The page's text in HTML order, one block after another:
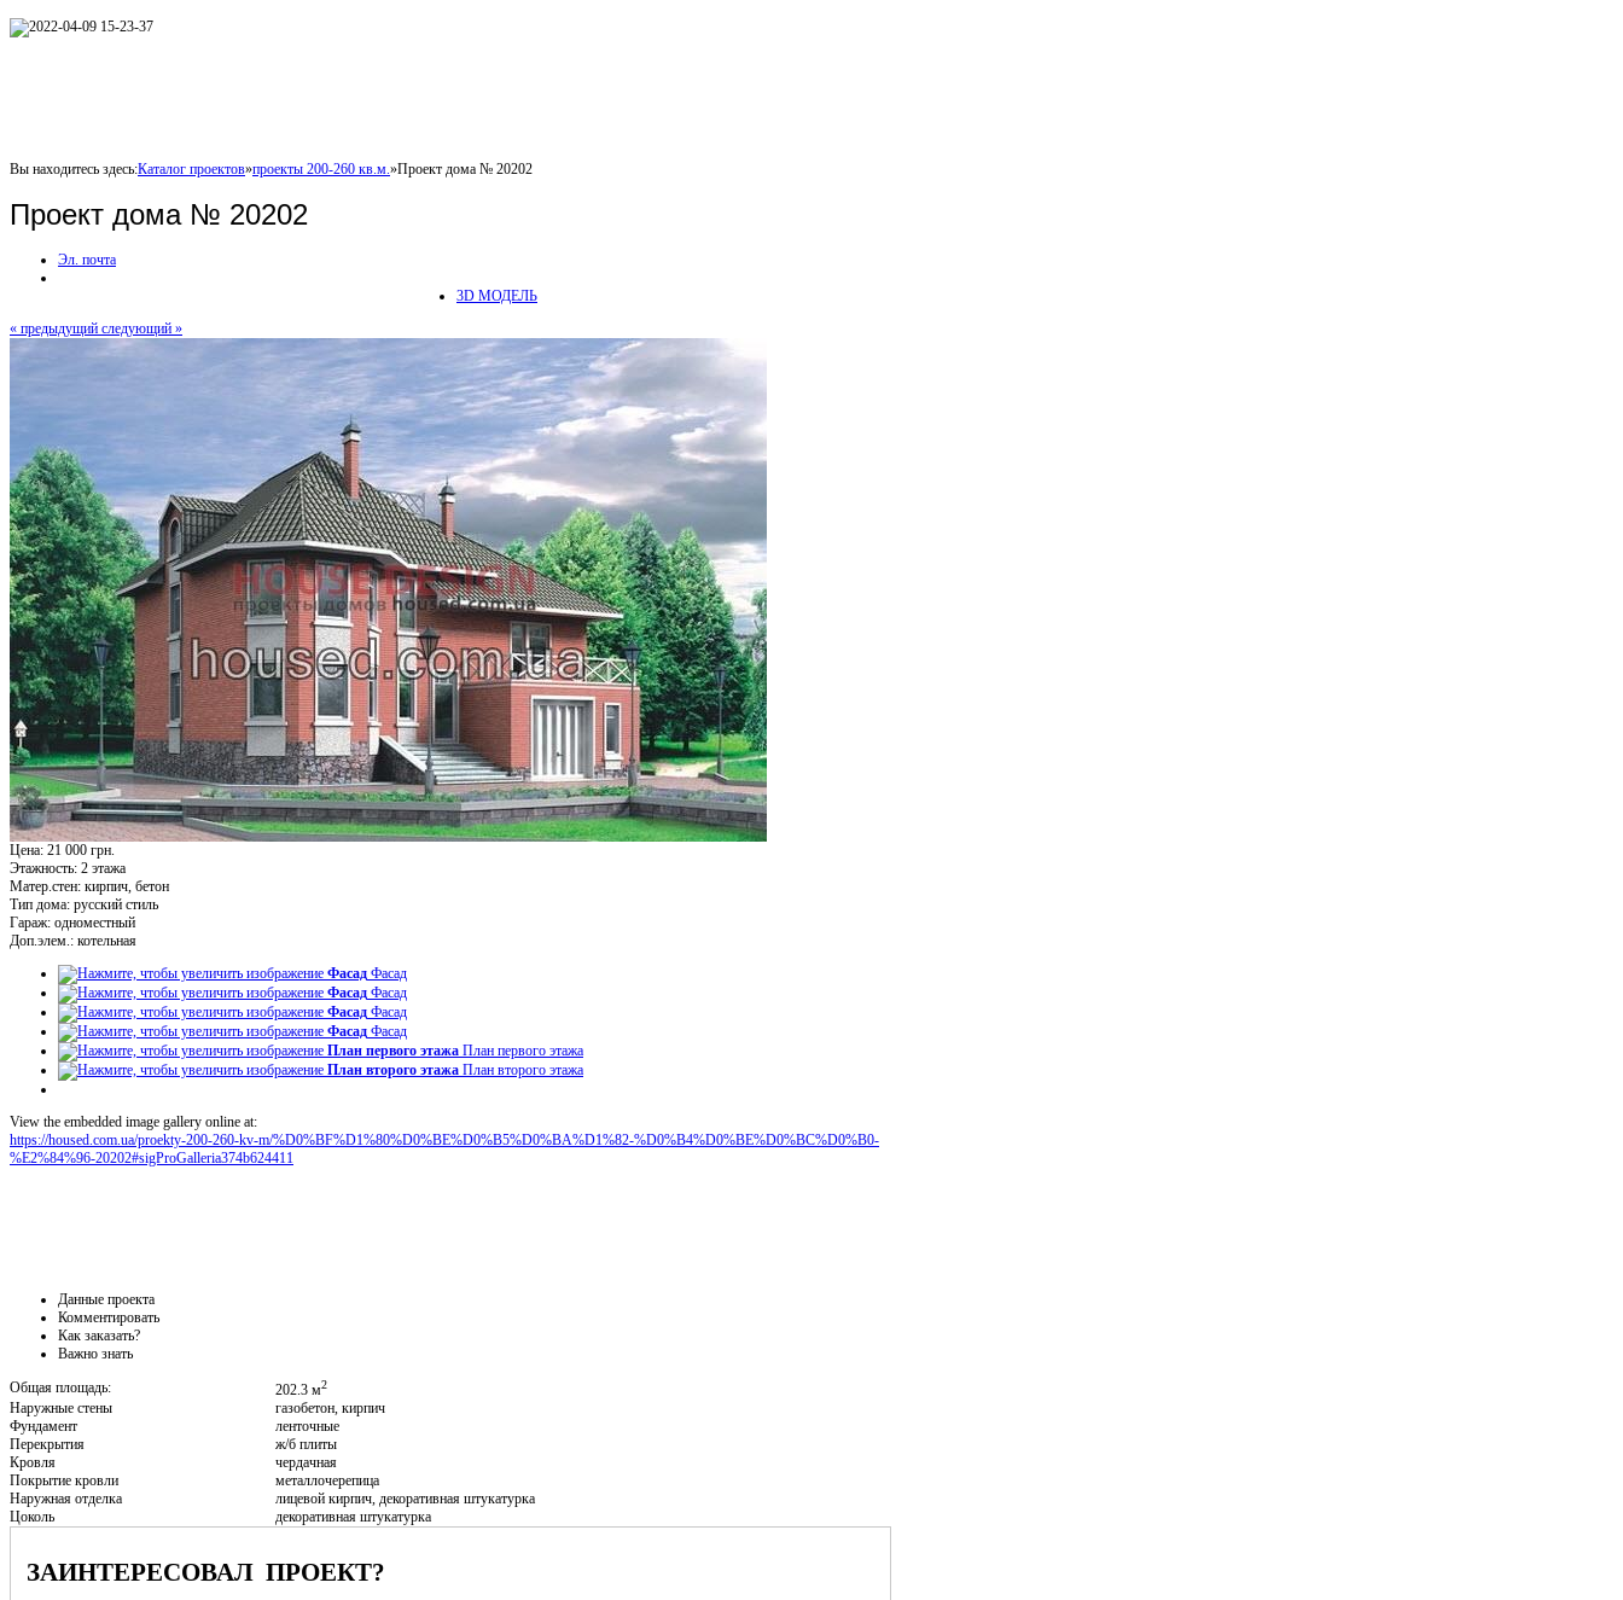
Вы находитесь здесь:Каталог проектов»проекты 200-260 кв.м. »Проект дома № 20202
Проект дома № 20202
Эл. почта
3D МОДЕЛЬ
« предыдущий следующий »
Цена: 21 000 грн.
Этажность: 2 этажа
Матер.стен: кирпич, бетон
Тип дома: русский стиль
Гараж: одноместный
Доп.элем.: котельная
Фасад Фасад
Фасад Фасад
Фасад Фасад
Фасад Фасад
План первого этажа План первого этажа
План второго этажа План второго этажа
View the embedded image gallery online at:
https://housed.com.ua/proekty-200-260-kv-m/%D0%BF%D1%80%D0%BE%D0%B5%D0%BA%D1%82-%D0%B4%D0%BE%D0%BC%D0%B0-
%E2%84%96-20202#sigProGalleria374b624411
Данные проекта
Комментировать
Как заказать?
Важно знать
Общая площадь:
202.3 м2
Наружные стены
газобетон, кирпич
Фундамент
ленточные
Перекрытия
ж/б плиты
Кровля
чердачная
Покрытие кровли
металлочерепица
Наружная отделка
лицевой кирпич, декоративная штукатурка
Цоколь
декоративная штукатурка
ЗАИНТЕРЕСОВАЛ ПРОЕКТ?